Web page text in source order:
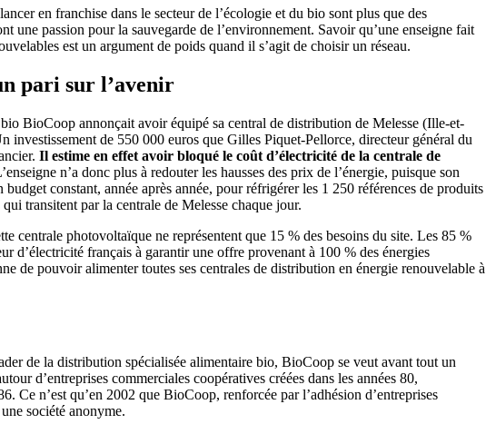
en franchise dans le secteur de l’écologie et du bio sont plus que des
une passion pour la sauvegarde de l’environnement. Savoir qu’une enseigne fait
est un argument de poids quand il s’agit de choisir un réseau.
pari sur l’avenir
BioCoop annonçait avoir équipé sa central de distribution de Melesse (Ille-et-
investissement de 550 000 euros que Gilles Piquet-Pellorce, directeur général du
Il estime en effet avoir bloqué le coût d’électricité de la centrale de
n’a donc plus à redouter les hausses des prix de l’énergie, puisque son
constant, année après année, pour réfrigérer les 1 250 références de produits
transitent par la centrale de Melesse chaque jour.
centrale photovoltaïque ne représentent que 15 % des besoins du site. Les 85 %
d’électricité français à garantir une offre provenant à 100 % des énergies
de pouvoir alimenter toutes ses centrales de distribution en énergie renouvelable à
de la distribution spécialisée alimentaire bio, BioCoop se veut avant tout un
d’entreprises commerciales coopératives créées dans les années 80,
Ce n’est qu’en 2002 que BioCoop, renforcée par l’adhésion d’entreprises
société anonyme.